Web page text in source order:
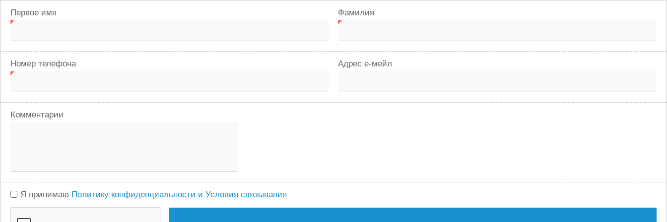
Первое имя Фамилия
Номер телефона Адрес е-мейл
Комментарии
Я принимаю Политику конфиденциальности и Условия связывания